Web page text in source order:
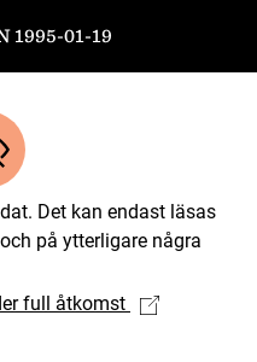
1995-01-19
Det kan endast läsas
på ytterligare några
full åtkomst